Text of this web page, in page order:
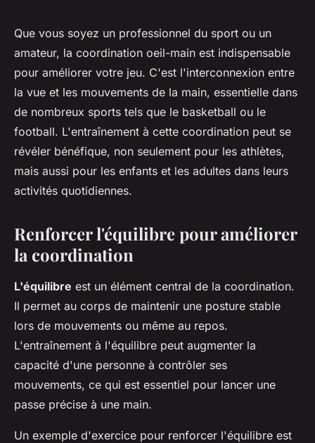
Quels sont les exercices de
coordination les plus efficaces
pour améliorer la passe à une
main?
Lenny•12 juillet 2024•6 min de lecture
Que vous soyez un professionnel du sport ou un
amateur, la coordination oeil-main est indispensable
pour améliorer votre jeu. C'est l'interconnexion entre
la vue et les mouvements de la main, essentielle dans
de nombreux sports tels que le basketball ou le
football. L'entraînement à cette coordination peut se
révéler bénéfique, non seulement pour les athlètes,
mais aussi pour les enfants et les adultes dans leurs
activités quotidiennes.
Renforcer l'équilibre pour améliorer
la coordination
L'équilibre est un élément central de la coordination.
Il permet au corps de maintenir une posture stable
lors de mouvements ou même au repos.
L'entraînement à l'équilibre peut augmenter la
capacité d'une personne à contrôler ses
mouvements, ce qui est essentiel pour lancer une
passe précise à une main.
Un exemple d'exercice pour renforcer l'équilibre est